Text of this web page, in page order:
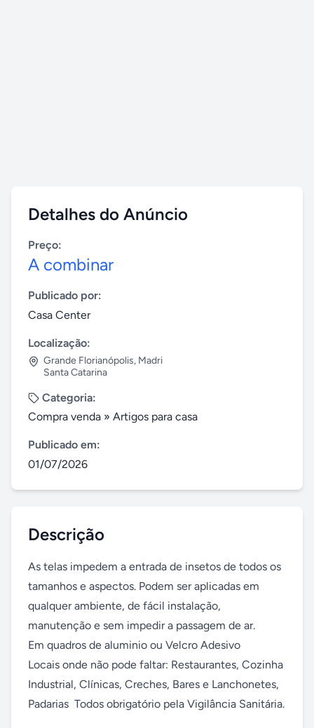
Detalhes do Anúncio
Preço:
A combinar
Publicado por:
Casa Center
Localização:
Grande Florianópolis, Madri
Santa Catarina
Categoria:
Compra venda » Artigos para casa
Publicado em:
01/07/2026
Descrição
As telas impedem a entrada de insetos de todos os
tamanhos e aspectos. Podem ser aplicadas em
qualquer ambiente, de fácil instalação,
manutenção e sem impedir a passagem de ar.
Em quadros de aluminio ou Velcro Adesivo
Locais onde não pode faltar: Restaurantes, Cozinha
Industrial, Clínicas, Creches, Bares e Lanchonetes,
Padarias  Todos obrigatório pela Vigilância Sanitária.